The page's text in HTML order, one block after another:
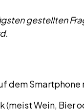
gestellten
dem Smartphone
(meist Wein, Bier